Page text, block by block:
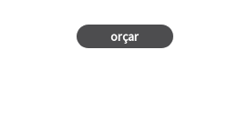
orçar